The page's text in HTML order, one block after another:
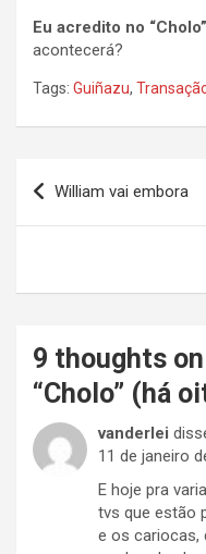
Eu acredito no
acontecerá?
Tags: Guiñazu,
Navegação
de
William vai embora
9 thoughts on
“Cholo” (há
vanderlei
11 de janeiro
E hoje pra
tvs que estão
e os cariocas,